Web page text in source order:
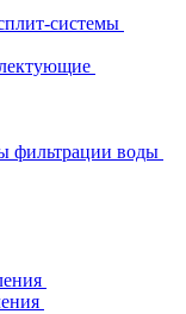
системы
фильтрации воды